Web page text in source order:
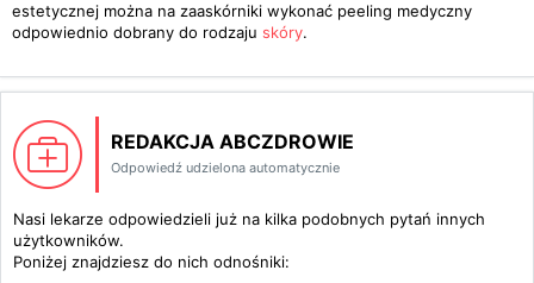
estetycznej można na zaaskórniki wykonać peeling medyczny
odpowiednio dobrany do rodzaju skóry.
REDAKCJA ABCZDROWIE
Odpowiedź udzielona automatycznie
Nasi lekarze odpowiedzieli już na kilka podobnych pytań innych
użytkowników.
Poniżej znajdziesz do nich odnośniki: